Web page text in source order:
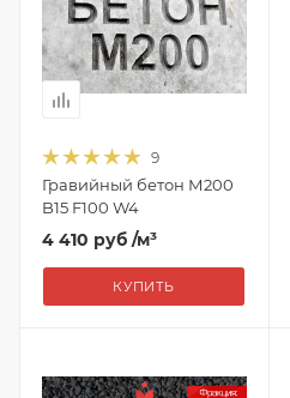
9
Гравийный бетон М200
B15 F100 W4
4 410 руб /м³
КУПИТЬ